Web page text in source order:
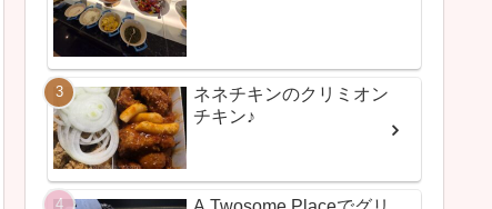
ネネチキンのクリミオン
チキン♪